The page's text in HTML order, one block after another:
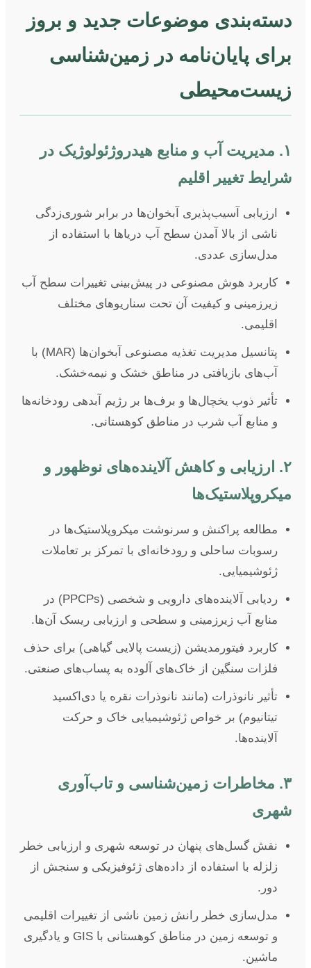
دسته‌بندی موضوعات جدید و بروز
برای پایان‌نامه در زمین‌شناسی
زیست‌محیطی
۱. مدیریت آب و منابع هیدروژئولوژیک در
شرایط تغییر اقلیم
ارزیابی آسیب‌پذیری آبخوان‌ها در برابر شوری‌زدگی
ناشی از بالا آمدن سطح آب دریاها با استفاده از
مدل‌سازی عددی.
کاربرد هوش مصنوعی در پیش‌بینی تغییرات سطح آب
زیرزمینی و کیفیت آن تحت سناریوهای مختلف
اقلیمی.
پتانسیل مدیریت تغذیه مصنوعی آبخوان‌ها (MAR) با
آب‌های بازیافتی در مناطق خشک و نیمه‌خشک.
تأثیر ذوب یخچال‌ها و برف‌ها بر رژیم آبدهی رودخانه‌ها
و منابع آب شرب در مناطق کوهستانی.
۲. ارزیابی و کاهش آلاینده‌های نوظهور و
میکروپلاستیک‌ها
مطالعه پراکنش و سرنوشت میکروپلاستیک‌ها در
رسوبات ساحلی و رودخانه‌ای با تمرکز بر تعاملات
ژئوشیمیایی.
ردیابی آلاینده‌های دارویی و شخصی (PPCPs) در
منابع آب زیرزمینی و سطحی و ارزیابی ریسک آن‌ها.
کاربرد فیتورمدیشن (زیست پالایی گیاهی) برای حذف
فلزات سنگین از خاک‌های آلوده به پساب‌های صنعتی.
تأثیر نانوذرات (مانند نانوذرات نقره یا دی‌اکسید
تیتانیوم) بر خواص ژئوشیمیایی خاک و حرکت
آلاینده‌ها.
۳. مخاطرات زمین‌شناسی و تاب‌آوری
شهری
نقش گسل‌های پنهان در توسعه شهری و ارزیابی خطر
زلزله با استفاده از داده‌های ژئوفیزیکی و سنجش از
دور.
مدل‌سازی خطر رانش زمین ناشی از تغییرات اقلیمی
و توسعه زمین در مناطق کوهستانی با GIS و یادگیری
ماشین.